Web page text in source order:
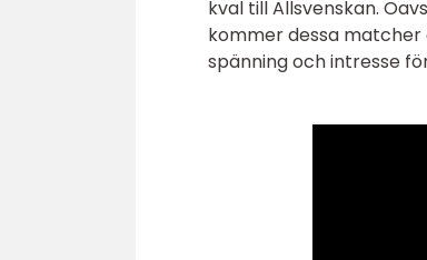
kval till Allsvenskan.
kommer dessa
spänning och intresse